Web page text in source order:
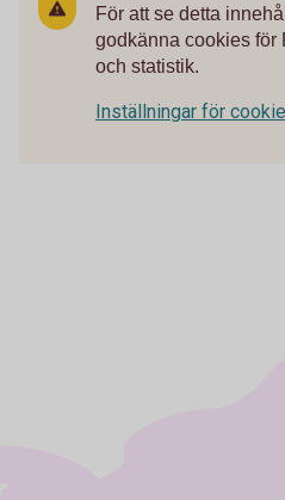
För att se detta
godkänna cookies för
och statistik.
Inställningar för